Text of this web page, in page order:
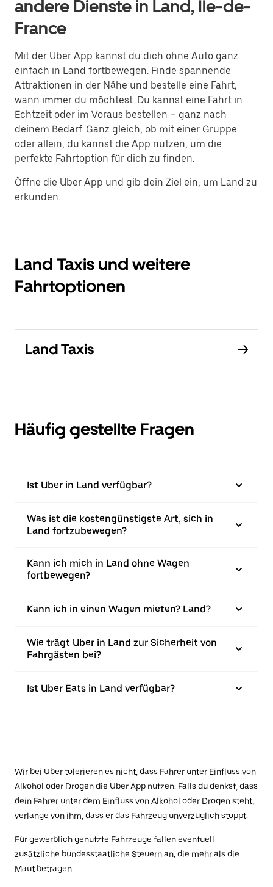
andere Dienste in Land, Île-de-
France
Mit der Uber App kannst du dich ohne Auto ganz
einfach in Land fortbewegen. Finde spannende
Attraktionen in der Nähe und bestelle eine Fahrt,
wann immer du möchtest. Du kannst eine Fahrt in
Echtzeit oder im Voraus bestellen – ganz nach
deinem Bedarf. Ganz gleich, ob mit einer Gruppe
oder allein, du kannst die App nutzen, um die
perfekte Fahrtoption für dich zu finden.
Öffne die Uber App und gib dein Ziel ein, um Land zu
erkunden.
Land Taxis und weitere
Fahrtoptionen
Land Taxis
Häufig gestellte Fragen
Ist Uber in Land verfügbar?
Was ist die kostengünstigste Art, sich in
Land fortzubewegen?
Kann ich mich in Land ohne Wagen
fortbewegen?
Kann ich in einen Wagen mieten? Land?
Wie trägt Uber in Land zur Sicherheit von
Fahrgästen bei?
Ist Uber Eats in Land verfügbar?
Wir bei Uber tolerieren es nicht, dass Fahrer unter Einfluss von
Alkohol oder Drogen die Uber App nutzen. Falls du denkst, dass
dein Fahrer unter dem Einfluss von Alkohol oder Drogen steht,
verlange von ihm, dass er das Fahrzeug unverzüglich stoppt.
Für gewerblich genutzte Fahrzeuge fallen eventuell
zusätzliche bundesstaatliche Steuern an, die mehr als die
Maut betragen.